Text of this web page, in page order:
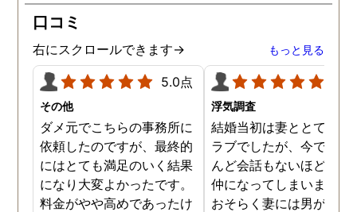
口コミ
右にスクロールできます→ もっと見る
5.0点
その他
ダメ元でこちらの事務所に
依頼したのですが、最終的
にはとても満足のいく結果
になり大変よかったです。
料金がやや高めであったけ
浮気調査
結婚当初は妻ととてもラ
ラブでしたが、今ではほ
んど会話もないほど険悪
仲になってしまいました
おそらく妻には男がおり